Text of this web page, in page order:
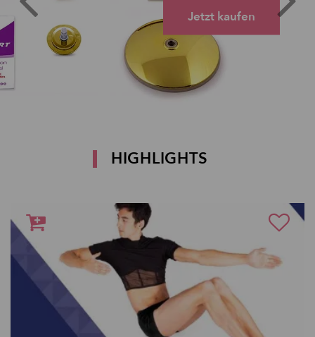
Jetzt kaufen
HIGHLIGHTS